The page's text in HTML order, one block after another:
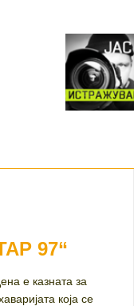
97“
е казната за
која се